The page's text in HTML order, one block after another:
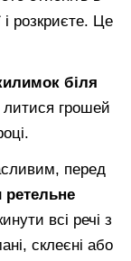
і розкриєте. Це
біля
грошей
перед
ретельне
всі речі з
склеєні або